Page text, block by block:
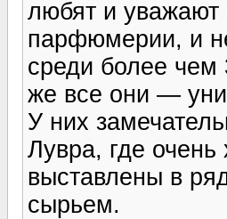
любят и
парфюмерии, и
среди более чем
же все они —
У них
Лувра, где очень
выставлены в
сырьем.